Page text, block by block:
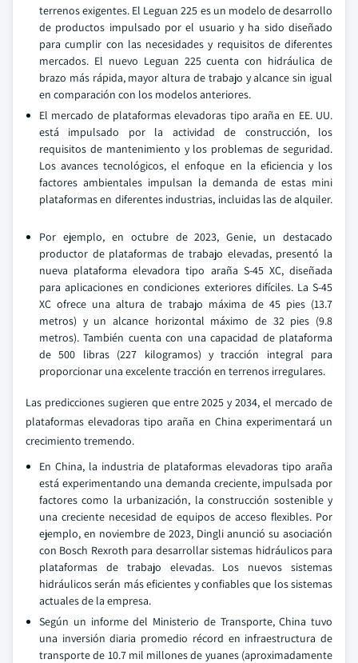
terrenos exigentes. El Leguan 225 es un modelo de desarrollo
de productos impulsado por el usuario y ha sido diseñado
para cumplir con las necesidades y requisitos de diferentes
mercados. El nuevo Leguan 225 cuenta con hidráulica de
brazo más rápida, mayor altura de trabajo y alcance sin igual
en comparación con los modelos anteriores.
El mercado de plataformas elevadoras tipo araña en EE. UU.
está impulsado por la actividad de construcción, los
requisitos de mantenimiento y los problemas de seguridad.
Los avances tecnológicos, el enfoque en la eficiencia y los
factores ambientales impulsan la demanda de estas mini
plataformas en diferentes industrias, incluidas las de alquiler.
Por ejemplo, en octubre de 2023, Genie, un destacado
productor de plataformas de trabajo elevadas, presentó la
nueva plataforma elevadora tipo araña S-45 XC, diseñada
para aplicaciones en condiciones exteriores difíciles. La S-45
XC ofrece una altura de trabajo máxima de 45 pies (13.7
metros) y un alcance horizontal máximo de 32 pies (9.8
metros). También cuenta con una capacidad de plataforma
de 500 libras (227 kilogramos) y tracción integral para
proporcionar una excelente tracción en terrenos irregulares.
Las predicciones sugieren que entre 2025 y 2034, el mercado de
plataformas elevadoras tipo araña en China experimentará un
crecimiento tremendo.
En China, la industria de plataformas elevadoras tipo araña
está experimentando una demanda creciente, impulsada por
factores como la urbanización, la construcción sostenible y
una creciente necesidad de equipos de acceso flexibles. Por
ejemplo, en noviembre de 2023, Dingli anunció su asociación
con Bosch Rexroth para desarrollar sistemas hidráulicos para
plataformas de trabajo elevadas. Los nuevos sistemas
hidráulicos serán más eficientes y confiables que los sistemas
actuales de la empresa.
Según un informe del Ministerio de Transporte, China tuvo
una inversión diaria promedio récord en infraestructura de
transporte de 10.7 mil millones de yuanes (aproximadamente